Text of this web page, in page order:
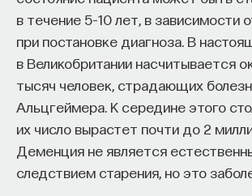
в течение 5–10 лет, в зависимости
при постановке диагноза. В
в Великобритании насчитывается
тысяч человек, страдающих
Альцгеймера. К середине этого
их число вырастет почти до 2
Деменция не является
следствием старения, но это
переворота некоторые события
идущий из носика кипящего чайника
оказываются физически
открывает широкий простор для
нашего восприятия (допустим,
видит, как из носика
что-то льется или сыплется). Еще
любопытными оказались